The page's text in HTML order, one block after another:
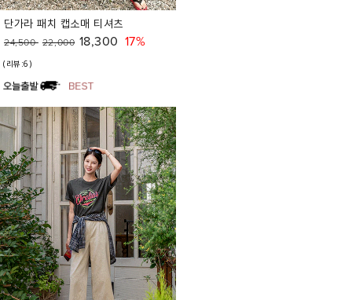
단가라 패치 캡소매 티셔츠
24,500 22,000 18,300 17%
(리뷰:6)